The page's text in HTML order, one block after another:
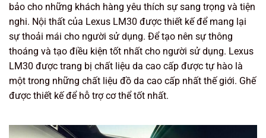
bảo cho những khách hàng yêu thích sự sang trọng và tiện
nghi. Nội thất của Lexus LM30 được thiết kế để mang lại
sự thoải mái cho người sử dụng. Để tạo nên sự thông
thoáng và tạo điều kiện tốt nhất cho người sử dụng. Lexus
LM30 được trang bị chất liệu da cao cấp được tự hào là
một trong những chất liệu đồ da cao cấp nhất thế giới. Ghế
được thiết kế để hỗ trợ cơ thể tốt nhất.